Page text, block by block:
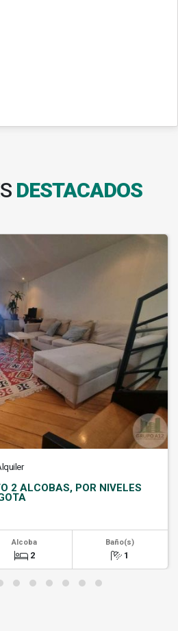
DESTACADOS
2 ALCOBAS, POR NIVELES
Alcoba
2
Baño(s)
1